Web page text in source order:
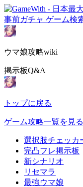
事前ガチャ ゲーム検
ウマ娘攻略wiki
掲示板Q&A
トップに戻る
ゲーム攻略一覧を見る
選択肢チェッカ
完凸フレ掲示板
新シナリオ
リセマラ
最強ウマ娘